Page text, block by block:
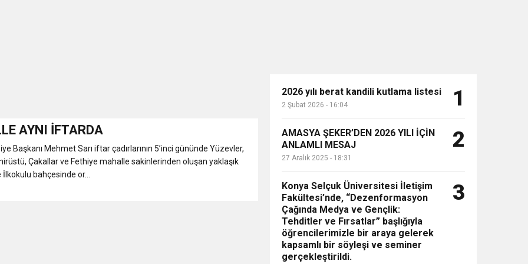
“Amasya’nın Gururları: Dereceye Giren Öğrenciler İçin Anlamlı Tören”
Festivali
listesi
AYNI İFTARDA
Başkanı Mehmet Sarı iftar çadırlarının 5’inci gününde Yüzevler,
Çakallar ve Fethiye mahalle sakinlerinden oluşan yaklaşık
bahçesinde or...
2026 yılı berat kandili kutlama listesi
2 Şubat 2026 - 16:04 1
AMASYA ŞEKER’DEN 2026 YILI İÇİN
ANLAMLI MESAJ
27 Aralık 2025 - 18:31
2
Konya Selçuk Üniversitesi İletişim
Fakültesi’nde, “Dezenformasyon
Çağında Medya ve Gençlik:
Tehditler ve Fırsatlar” başlığıyla
öğrencilerimizle bir araya gelerek
kapsamlı bir söyleşi ve seminer
gerçekleştirildi.
3